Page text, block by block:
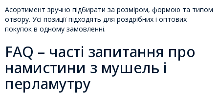
Асортимент зручно підбирати за розміром, формою та типом
отвору. Усі позиції підходять для роздрібних і оптових
покупок в одному замовленні.
FAQ – часті запитання про
намистини з мушель і
перламутру